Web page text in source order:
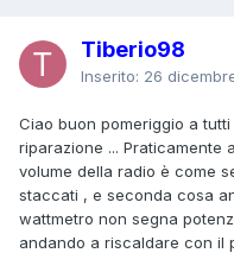
Tiberio98
Inserito: 26
Ciao buon pomeriggio a
riparazione ... Praticamente
volume della radio è come
staccati , e seconda cosa
wattmetro non segna
andando a riscaldare con il